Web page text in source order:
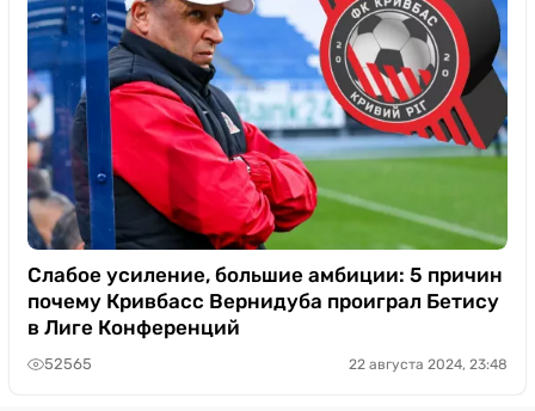
Слабое усиление, большие амбиции: 5 причин
почему Кривбасс Вернидуба проиграл Бетису
в Лиге Конференций
52565 22 августа 2024, 23:48